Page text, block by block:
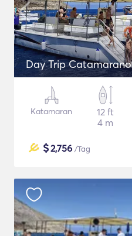
Day Trip Catamarano
Katamaran
12 ft
4 m
$2,756 /Tag